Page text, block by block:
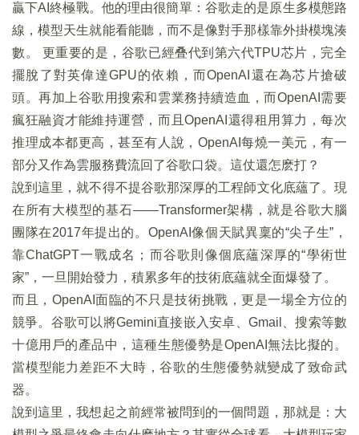
贏下AI終極戰。他的理由很簡單：谷歌走的是原生多模態路
線，模型天生就能看能聽，而不是像對手那樣靠外掛模塊湊
數。 更重要的是，谷歌已經叠代到第六代TPU芯片，完全
擺脫了對英偉達GPU的依賴，而OpenAI還在為芯片搶破
頭。再加上谷歌用搜索和雲業務持續造血，而OpenAI需要
瘋狂融資才能維持運營，而且OpenAI還得租用算力，每次
推理成本都更高，甚至有人說，OpenAI每燒一美元，有一
部分又作為雲服務費流回了谷歌口袋。這仗還怎麽打？
說到這里，就不得不提谷歌那深厚的工程師文化底蘊了。現
在所有大模型的基石——Transformer架構，就是谷歌大腦
團隊在2017年提出的。OpenAI像個天賦異稟的“尖子生”，
靠ChatGPT一戰成名；而谷歌則像個底蘊深厚的“學術世
家”，一旦開始發力，積累多年的技術底蘊就全面爆發了。
而且，OpenAI面臨的不只是技術挑戰，更是一場全方位的
競爭。谷歌可以將Gemini直接嵌入安卓、Gmail、搜索等數
十億用戶的產品中，這種生態優勢是OpenAI無法比擬的。
當模型能力差距不大時，谷歌的生態優勢就變成了致命武
器。
說到這里，我想起之前經常被問到的一個問題，那就是：大